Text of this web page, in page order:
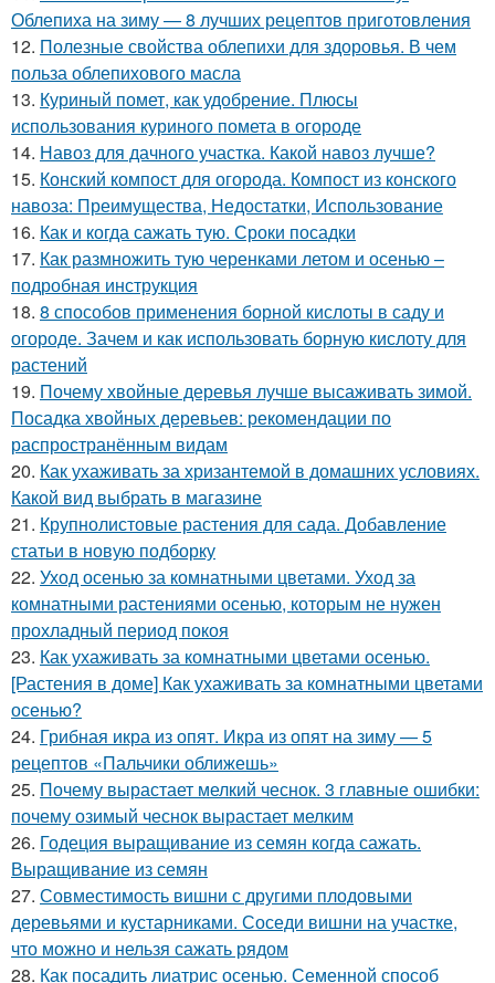
Облепиха на зиму — 8 лучших рецептов приготовления
12. Полезные свойства облепихи для здоровья. В чем
польза облепихового масла
13. Куриный помет, как удобрение. Плюсы
использования куриного помета в огороде
14. Навоз для дачного участка. Какой навоз лучше?
15. Конский компост для огорода. Компост из конского
навоза: Преимущества, Недостатки, Использование
16. Как и когда сажать тую. Сроки посадки
17. Как размножить тую черенками летом и осенью –
подробная инструкция
18. 8 способов применения борной кислоты в саду и
огороде. Зачем и как использовать борную кислоту для
растений
19. Почему хвойные деревья лучше высаживать зимой.
Посадка хвойных деревьев: рекомендации по
распространённым видам
20. Как ухаживать за хризантемой в домашних условиях.
Какой вид выбрать в магазине
21. Крупнолистовые растения для сада. Добавление
статьи в новую подборку
22. Уход осенью за комнатными цветами. Уход за
комнатными растениями осенью, которым не нужен
прохладный период покоя
23. Как ухаживать за комнатными цветами осенью.
[Растения в доме] Как ухаживать за комнатными цветами
осенью?
24. Грибная икра из опят. Икра из опят на зиму — 5
рецептов «Пальчики оближешь»
25. Почему вырастает мелкий чеснок. 3 главные ошибки:
почему озимый чеснок вырастает мелким
26. Годеция выращивание из семян когда сажать.
Выращивание из семян
27. Совместимость вишни с другими плодовыми
деревьями и кустарниками. Соседи вишни на участке,
что можно и нельзя сажать рядом
28. Как посадить лиатрис осенью. Семенной способ